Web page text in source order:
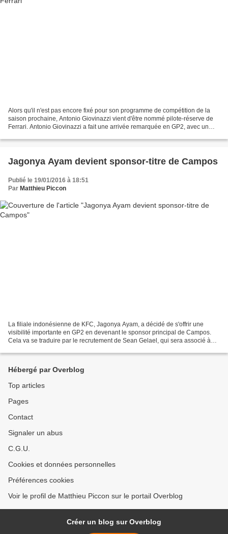
Alors qu'il n'est pas encore fixé pour son programme de compétition de la
saison prochaine, Antonio Giovinazzi vient d'être nommé pilote-réserve de
Ferrari. Antonio Giovinazzi a fait une arrivée remarquée en GP2, avec un
Jagonya Ayam devient sponsor-titre de Campos
Publié le 19/01/2016 à 18:51
Par Matthieu Piccon
La filiale indonésienne de KFC, Jagonya Ayam, a décidé de s'offrir une
visibilité importante en GP2 en devenant le sponsor principal de Campos.
Cela va se traduire par le recrutement de Sean Gelael, qui sera associé à
Hébergé par Overblog
Top articles
Pages
Contact
Signaler un abus
C.G.U.
Cookies et données personnelles
Préférences cookies
Voir le profil de Matthieu Piccon sur le portail Overblog
Créer un blog sur Overblog